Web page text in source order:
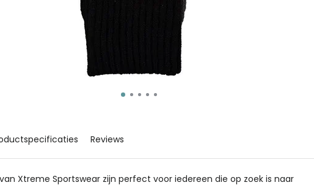
Reviews
Xtreme Sportswear zijn perfect voor iedereen die op zoek is naar